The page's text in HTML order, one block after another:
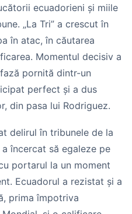
ecuadorieni și miile
„La Tri” a crescut în
în atac, în căutarea
Momentul decisiv a
pornită dintr-un
perfect și a dus
din pasa lui Rodriguez.
delirul în tribunele de la
încercat să egaleze pe
portarul la un moment
Ecuadorul a rezistat și a
prima împotriva